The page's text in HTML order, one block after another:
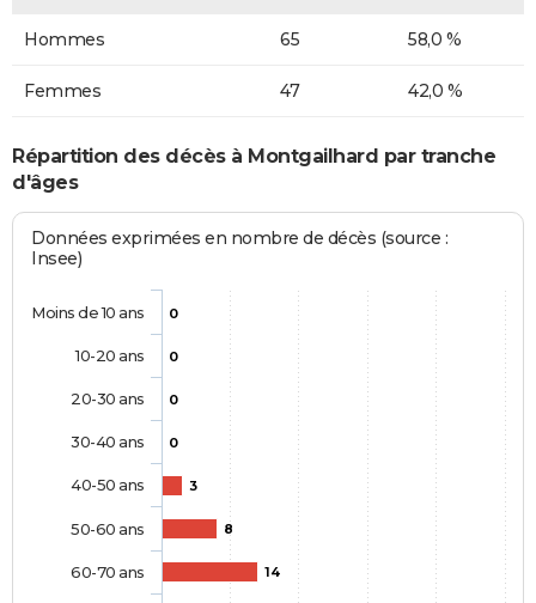
Hommes 65 58,0 %
Femmes 47 42,0 %
Répartition des décès à Montgailhard par tranche
d'âges
Données exprimées en nombre de décès (source :
Insee)
0
0
0
0
3
8
14
Moins de 10 ans
10-20 ans
20-30 ans
30-40 ans
40-50 ans
50-60 ans
60-70 ans